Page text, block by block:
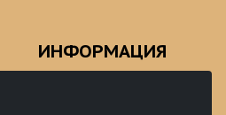
ИНФОРМАЦИЯ